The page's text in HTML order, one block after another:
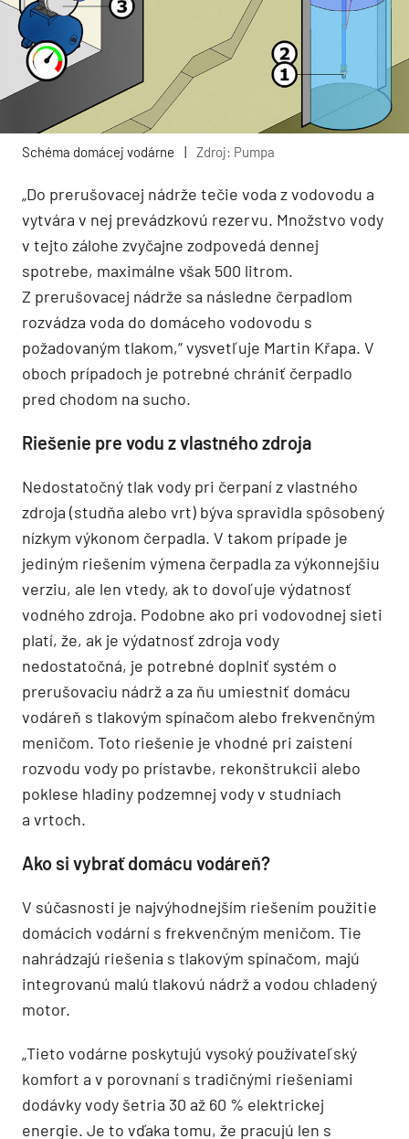
Schéma domácej vodárne | Zdroj: Pumpa
„Do prerušovacej nádrže tečie voda z vodovodu a
vytvára v nej prevádzkovú rezervu. Množstvo vody
v tejto zálohe zvyčajne zodpovedá dennej
spotrebe, maximálne však 500 litrom.
Z prerušovacej nádrže sa následne čerpadlom
rozvádza voda do domáceho vodovodu s
požadovaným tlakom,“ vysvetľuje Martin Křapa. V
oboch prípadoch je potrebné chrániť čerpadlo
pred chodom na sucho.
Riešenie pre vodu z vlastného zdroja
Nedostatočný tlak vody pri čerpaní z vlastného
zdroja (studňa alebo vrt) býva spravidla spôsobený
nízkym výkonom čerpadla. V takom prípade je
jediným riešením výmena čerpadla za výkonnejšiu
verziu, ale len vtedy, ak to dovoľuje výdatnosť
vodného zdroja. Podobne ako pri vodovodnej sieti
platí, že, ak je výdatnosť zdroja vody
nedostatočná, je potrebné doplniť systém o
prerušovaciu nádrž a za ňu umiestniť domácu
vodáreň s tlakovým spínačom alebo frekvenčným
meničom. Toto riešenie je vhodné pri zaistení
rozvodu vody po prístavbe, rekonštrukcii alebo
poklese hladiny podzemnej vody v studniach
a vrtoch.
Ako si vybrať domácu vodáreň?
V súčasnosti je najvýhodnejším riešením použitie
domácich vodární s frekvenčným meničom. Tie
nahrádzajú riešenia s tlakovým spínačom, majú
integrovanú malú tlakovú nádrž a vodou chladený
motor.
„Tieto vodárne poskytujú vysoký používateľský
komfort a v porovnaní s tradičnými riešeniami
dodávky vody šetria 30 až 60 % elektrickej
energie. Je to vďaka tomu, že pracujú len s